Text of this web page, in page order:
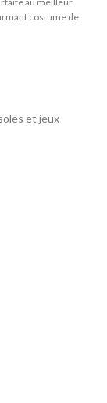
costume de
et jeux